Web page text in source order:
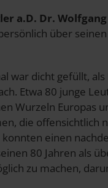
a.D. Dr. Wolfgang
über
war dicht gefüllt,
Etwa 80 junge
Wurzeln Europas
die offensichtlich
einen
80 Jahren als
zu machen,